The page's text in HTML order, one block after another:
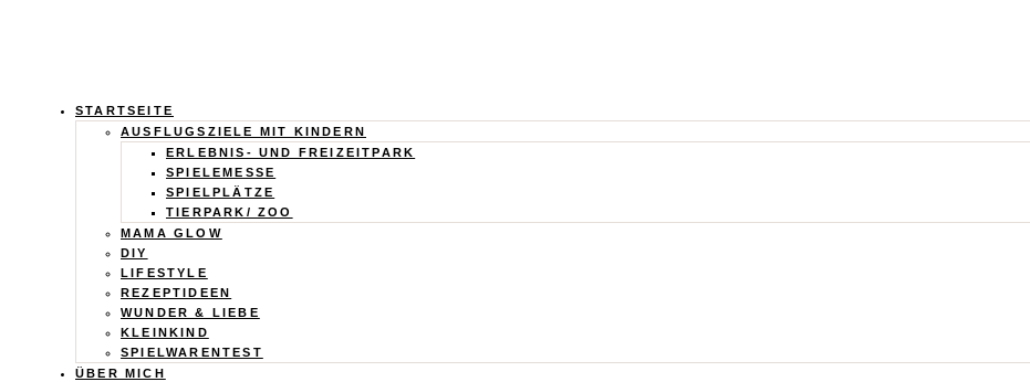
Calistas
Traum
STARTSEITE
AUSFLUGSZIELE MIT KINDERN
ERLEBNIS- UND FREIZEITPARK
SPIELEMESSE
SPIELPLÄTZE
TIERPARK/ ZOO
MAMA GLOW
DIY
LIFESTYLE
REZEPTIDEEN
WUNDER & LIEBE
KLEINKIND
SPIELWARENTEST
ÜBER MICH